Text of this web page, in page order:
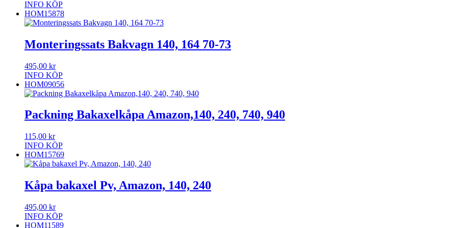
INFO KÖP
HOM15878
Monteringssats Bakvagn 140, 164 70-73
495,00 kr
INFO KÖP
HOM09056
Packning Bakaxelkåpa Amazon,140, 240, 740, 940
115,00 kr
INFO KÖP
HOM15769
Kåpa bakaxel Pv, Amazon, 140, 240
495,00 kr
INFO KÖP
HOM11589